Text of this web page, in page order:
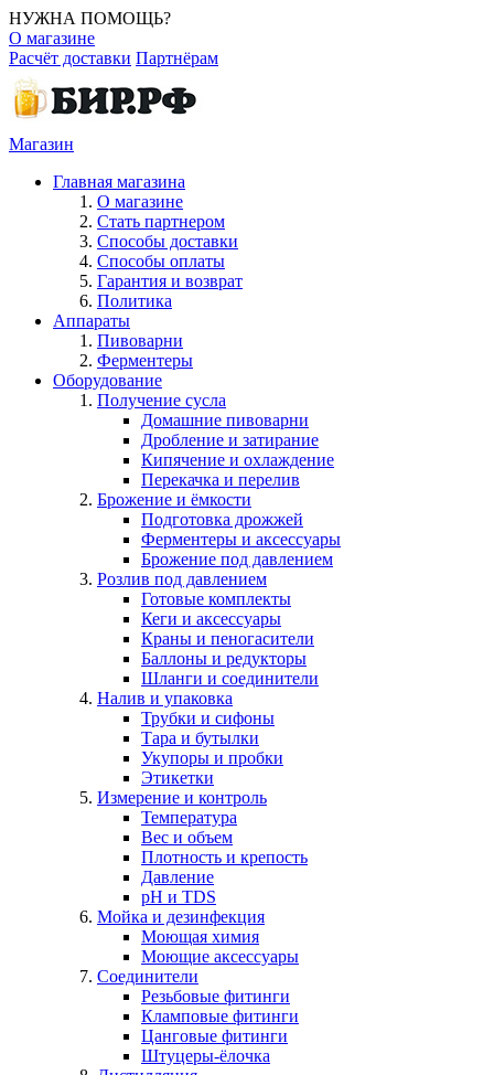
НУЖНА ПОМОЩЬ?
О магазине
Расчёт доставки Партнёрам
Магазин
Главная магазина
О магазине
Стать партнером
Способы доставки
Способы оплаты
Гарантия и возврат
Политика
Аппараты
Пивоварни
Ферментеры
Оборудование
Получение сусла
Домашние пивоварни
Дробление и затирание
Кипячение и охлаждение
Перекачка и перелив
Брожение и ёмкости
Подготовка дрожжей
Ферментеры и аксессуары
Брожение под давлением
Розлив под давлением
Готовые комплекты
Кеги и аксессуары
Краны и пеногасители
Баллоны и редукторы
Шланги и соединители
Налив и упаковка
Трубки и сифоны
Тара и бутылки
Укупоры и пробки
Этикетки
Измерение и контроль
Температура
Вес и объем
Плотность и крепость
Давление
pH и TDS
Мойка и дезинфекция
Моющая химия
Моющие аксессуары
Соединители
Резьбовые фитинги
Кламповые фитинги
Цанговые фитинги
Штуцеры-ёлочка